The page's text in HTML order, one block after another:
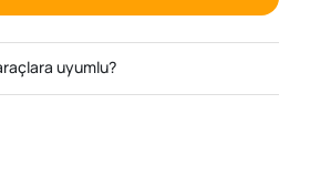
uyumlu?